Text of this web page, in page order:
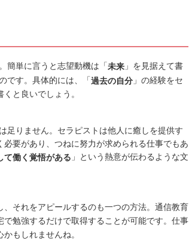
簡単に言うと志望動機は「未来 」を見据えて書
です。具体的には、「過去の自分 」の経験をセ
と良いでしょう。
足りません。セラピストは他人に癒しを提供す
要があり、つねに努力が求められる仕事でもあ
て働く覚悟がある 」という熱意が伝わるような文
、それをアピールするのも一つの方法。通信教育
で勉強するだけで取得することが可能です。仕事
もしれませんね。